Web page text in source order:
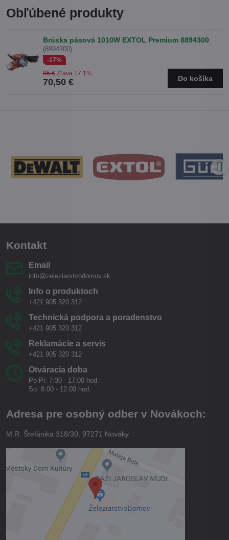
Obľúbené produkty
Brúska pásová 1010W EXTOL Premium 8894300
(8894300)
-17%
70,50 €
85 € Zľava 17.1%
Do košíka
Kontakt
Email
info@zeleziarstvodomov.sk
Info o produktoch
+421 905 320 312
Technická podpora a poradenstvo
+421 905 320 312
Reklamácie a servis
+421 905 320 312
Otváracia doba
Po-Pi: 7:30 - 17:00 hod.
So: 8:00 - 12:00 hod.
Adresa pre osobný odber v Novákoch:
M.R. Štefánika 318/30, 97271 Nováky